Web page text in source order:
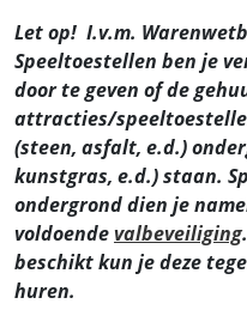
Let op! I.v.m.
Speeltoestellen ben je
door te geven of de
attracties/
(steen, asfalt, e.d.)
kunstgras, e.d.) staan.
ondergrond dien je
voldoendevalbeveiliging
beschikt kun je deze
huren.